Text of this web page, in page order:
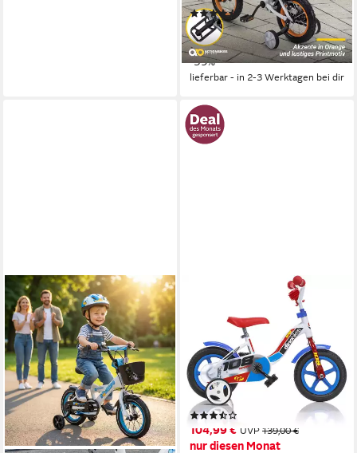
(22)
109,99 € 269,99 €
10,05 € mtl. in 12 Raten
-59%
lieferbar - in 2-3 Werktagen bei dir
Kinderfahrrad 10" stabiler
Stahl-Rahmen, Stützräder,
kindgerecht
16 cm Rahmenhöhe
1 Gänge
60 kg Zul. Gesamtgewicht
104,99 € UVP 139,00 €
nur diesen Monat